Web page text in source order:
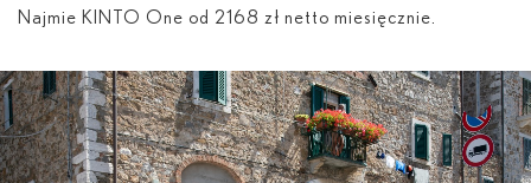
Najmie KINTO One od 2168 zł netto miesięcznie.